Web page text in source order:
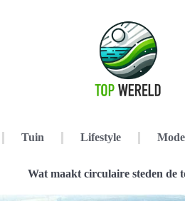
Tuin Lifestyle Mode
Wat maakt circulaire steden de